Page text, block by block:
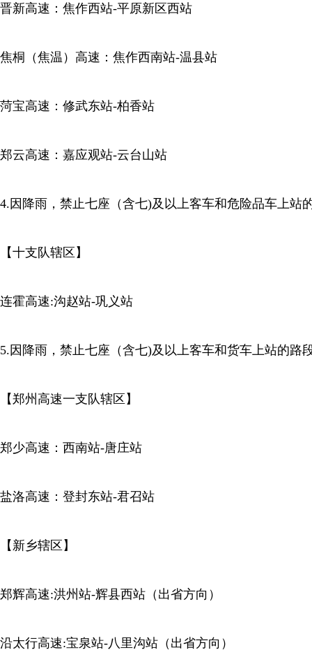
晋新高速：焦作西站-平原新区西站
焦桐（焦温）高速：焦作西南站-温县站
菏宝高速：修武东站-柏香站
郑云高速：嘉应观站-云台山站
4.因降雨，禁止七座（含七)及以上客车和危险品车上站
【十支队辖区】
连霍高速:沟赵站-巩义站
5.因降雨，禁止七座（含七)及以上客车和货车上站的路
【郑州高速一支队辖区】
郑少高速：西南站-唐庄站
盐洛高速：登封东站-君召站
【新乡辖区】
郑辉高速:洪州站-辉县西站（出省方向）
沿太行高速:宝泉站-八里沟站（出省方向）